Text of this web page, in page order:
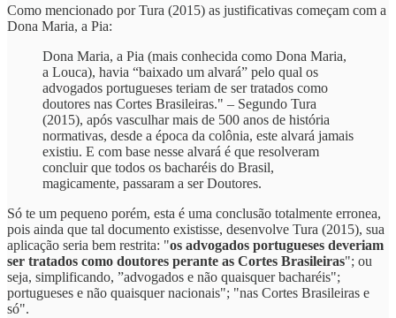
Como mencionado por Tura (2015) as justificativas começam com a
Dona Maria, a Pia:
Dona Maria, a Pia (mais conhecida como Dona Maria,
a Louca), havia “baixado um alvará” pelo qual os
advogados portugueses teriam de ser tratados como
doutores nas Cortes Brasileiras." – Segundo Tura
(2015), após vasculhar mais de 500 anos de história
normativas, desde a época da colônia, este alvará jamais
existiu. E com base nesse alvará é que resolveram
concluir que todos os bacharéis do Brasil,
magicamente, passaram a ser Doutores.
Só te um pequeno porém, esta é uma conclusão totalmente erronea,
pois ainda que tal documento existisse, desenvolve Tura (2015), sua
aplicação seria bem restrita: "os advogados portugueses deveriam
ser tratados como doutores perante as Cortes Brasileiras"; ou
seja, simplificando, ”advogados e não quaisquer bacharéis";
portugueses e não quaisquer nacionais"; "nas Cortes Brasileiras e
só".